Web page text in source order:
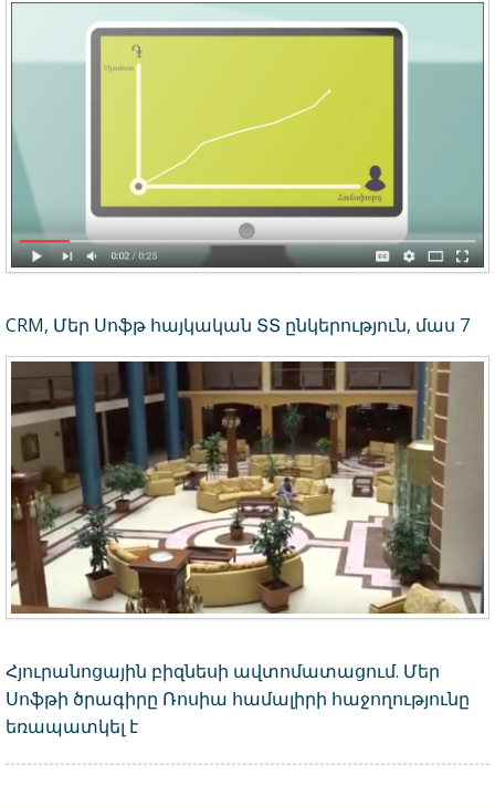
CRM, Մեր Սոֆթ հայկական ՏՏ ընկերություն, մաս 7
Հյուրանոցային բիզնեսի ավտոմատացում. Մեր
Սոֆթի ծրագիրը Ռոսիա համալիրի հաջողությունը
եռապատկել է